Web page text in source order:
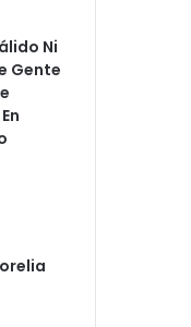
Ni
Gente